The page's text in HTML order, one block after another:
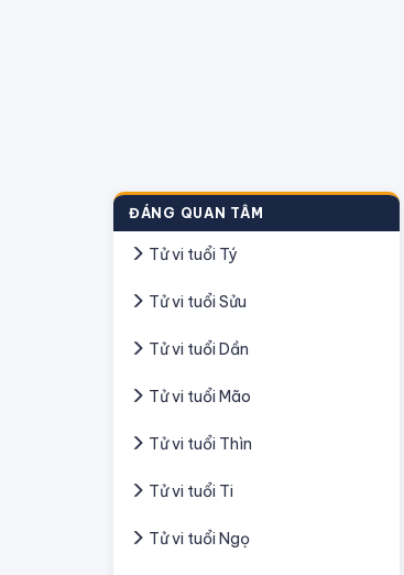
ĐÁNG QUAN TÂM
Tử vi tuổi Tý
Tử vi tuổi Sửu
Tử vi tuổi Dần
Tử vi tuổi Mão
Tử vi tuổi Thìn
Tử vi tuổi Ti
Tử vi tuổi Ngọ